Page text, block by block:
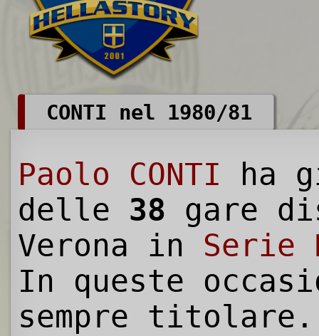
CONTI nel 1980/81
Paolo CONTI ha
delle 38 gare
Verona in Serie
In queste
sempre titolare.